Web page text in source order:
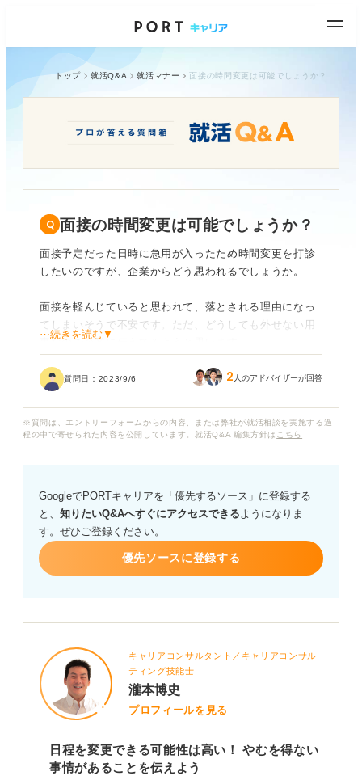
トップ 就活Q&A 就活マナー 面接の時間変更は可能でしょうか？
面接の時間変更は可能でしょうか？
面接予定だった日時に急用が入ったため時間変更を打診
したいのですが、企業からどう思われるでしょうか。
面接を軽んじていると思われて、落とされる理由になっ
てしまいそうで不安です。ただ、どうしても外せない用
事なので企業に伝えてみようと思います。
メールでの連絡でも問題ないでしょうか。本文の内容や
⋯続きを読む▼
質問日： 2023/9/6 2 人のアドバイザーが回答
※質問は、エントリーフォームからの内容、または弊社が就活相談を実施する過
程の中で寄せられた内容を公開しています。就活Q&A 編集方針は こちら
GoogleでPORTキャリアを「優先するソース」に登録する
と、 知りたいQ&Aへすぐにアクセスできるようになりま
す。ぜひご登録ください。
優先ソースに登録する
キャリアコンサルタント／キャリアコンサル
ティング技能士
瀧本博史
プロフィールを見る
日程を変更できる可能性は高い！ やむを得ない
事情があることを伝えよう